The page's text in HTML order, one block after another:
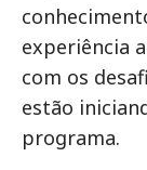
experiência
com os
estão
programa.